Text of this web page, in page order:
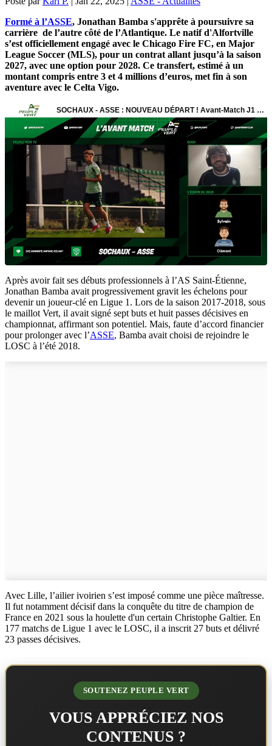
Formé à l’ASSE, Jonathan Bamba s'apprête à poursuivre sa
carrière de l’autre côté de l’Atlantique. Le natif d'Alfortville
s’est officiellement engagé avec le Chicago Fire FC, en Major
League Soccer (MLS), pour un contrat allant jusqu’à la saison
2027, avec une option pour 2028. Ce transfert, estimé à un
montant compris entre 3 et 4 millions d’euros, met fin à son
aventure avec le Celta Vigo.
Après avoir fait ses débuts professionnels à l’AS Saint-Étienne,
Jonathan Bamba avait progressivement gravit les échelons pour
devenir un joueur-clé en Ligue 1. Lors de la saison 2017-2018, sous
le maillot Vert, il avait signé sept buts et huit passes décisives en
championnat, affirmant son potentiel. Mais, faute d’accord financier
pour prolonger avec l’ASSE, Bamba avait choisi de rejoindre le
LOSC à l’été 2018.
Avec Lille, l’ailier ivoirien s’est imposé comme une pièce maîtresse.
Il fut notamment décisif dans la conquête du titre de champion de
France en 2021 sous la houlette d'un certain Christophe Galtier. En
177 matchs de Ligue 1 avec le LOSC, il a inscrit 27 buts et délivré
23 passes décisives.
SOUTENEZ PEUPLE VERT
VOUS APPRÉCIEZ NOS
CONTENUS ?